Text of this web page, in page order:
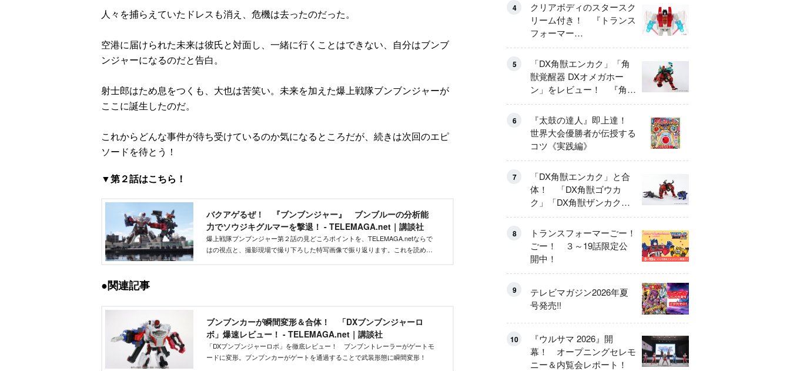
人々を捕らえていたドレスも消え、危機は去ったのだった。
空港に届けられた未来は彼氏と対面し、一緒に行くことはできない、自分はブンブ
ンジャーになるのだと告白。
射士郎はため息をつくも、大也は苦笑い。未来を加えた爆上戦隊ブンブンジャーが
ここに誕生したのだ。
これからどんな事件が待ち受けているのか気になるところだが、続きは次回のエピ
ソードを待とう！
▼第２話はこちら！
バクアゲるぜ！ 『ブンブンジャー』 ブンブルーの分析能
力でソウジキグルマーを撃退！ - TELEMAGA.net｜講談社
爆上戦隊ブンブンジャー第２話の見どころポイントを、TELEMAGA.netならで
はの視点と、撮影現場で撮り下ろした特写画像で振り返ります。これを読めば
●関連記事
ブンブンカーが瞬間変形＆合体！ 「DXブンブンジャーロ
ボ」爆速レビュー！ - TELEMAGA.net｜講談社
「DXブンブンジャーロボ」を徹底レビュー！ ブンブントレーラーがゲートモ
ードに変形。ブンブンカーがゲートを通過することで武装形態に瞬間変形！
4
クリアボディのスタースク
リーム付き！ 『トランス
フォーマー
FANBOOK2026』2026年
７月31日発売！
5
「DX角獣エンカク」「角
獣覚醒器 DXオメガホー
ン」をレビュー！ 『角醒
ハンター オメガホーン』
の玩具展開がスタート！
6
『太鼓の達人』即上達！
世界大会優勝者が伝授する
コツ《実践編》
7
「DX角獣エンカク」と合
体！ 「DX角獣ゴウカ
ク」「DX角獣ザンカク」
をレビュー！
8
トランスフォーマーごー！
ごー！ ３～19話限定公
開中！
9
テレビマガジン2026年夏
号発売!!
10
『ウルサマ 2026』開
幕！ オープニングセレモ
ニー＆内覧会レポート！